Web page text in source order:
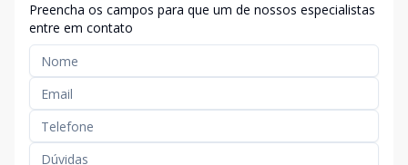
Preencha os campos para que um de nossos especialistas
entre em contato